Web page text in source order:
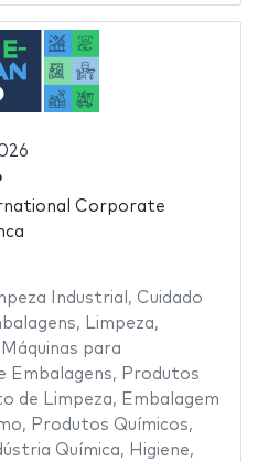
Corporate
Industrial , Cuidado
, Limpeza,
Máquinas para
Embalagens, Produtos
de Limpeza, Embalagem
, Produtos Químicos,
Química, Higiene,